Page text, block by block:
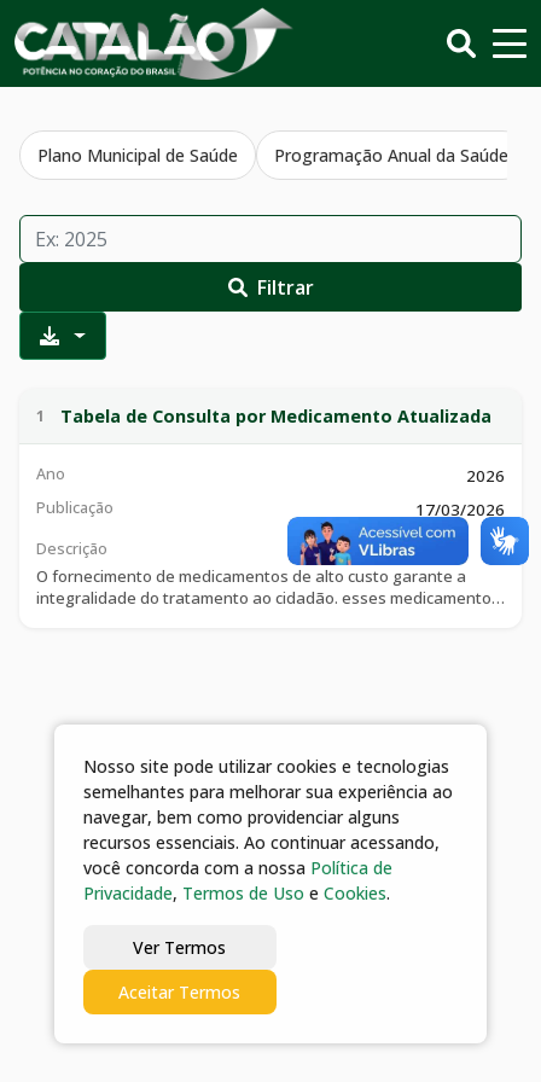
Plano Municipal de Saúde Programação Anual da Saúde
Filtrar
1 Tabela de Consulta por Medicamento Atualizada
Ano 2026
Publicação 17/03/2026
Descrição
O fornecimento de medicamentos de alto custo garante a
integralidade do tratamento ao cidadão. esses medicamentos
pode ser via agendamento prévio ou por demanda
de pessoa física (cpf) — cartão sus principais etapas do
serviço etapa 1 – consulta inicial consulte no site da cemac se
o medicamento indicado está disponível para a doença/agravo
que o(a) seu(sua) médico(a) diagnosticou, conforme a
classificação internacional de doenças (cid-10) etapa 2 –
documentos necessários para abertura de processo consulte
o nome da doença/agravo no site da cemac juarez barbosa. os
seu(sua) médico(a). etapa 3 – solicitação de
abertura/renovação do processo para realizar a validação dos
documentos enviados na solicitação de abertura/renovação
de processo, se faz necessária a utilização de autenticação
pelo portal gov.br: https//www.gov.br , portanto, antes de
Nosso site pode utilizar cookies e tecnologias
semelhantes para melhorar sua experiência ao
navegar, bem como providenciar alguns
recursos essenciais. Ao continuar acessando,
você concorda com a nossa Política de
Privacidade, Termos de Uso e Cookies.
Ver Termos
Aceitar Termos